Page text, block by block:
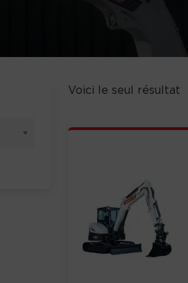
Voici le seul résultat